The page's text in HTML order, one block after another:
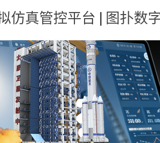
仿真管控平台 | 图扑数